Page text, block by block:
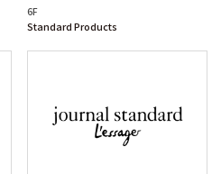
6F
Standard Products